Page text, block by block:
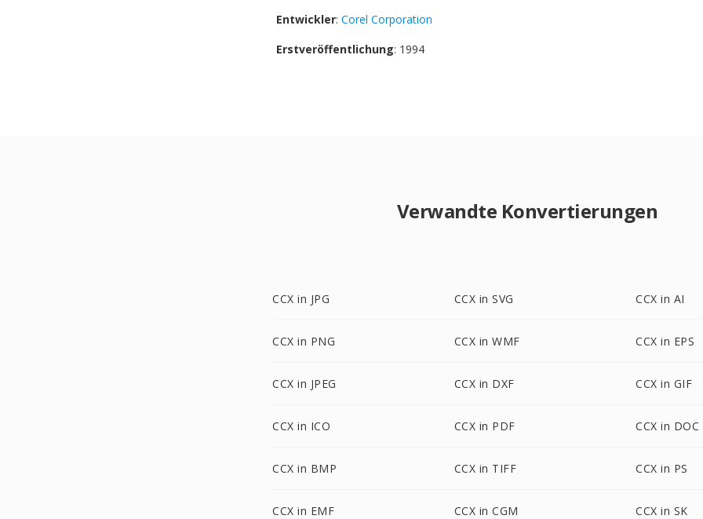
Entwickler: Corel Corporation
Erstveröffentlichung: 1994
Verwandte Konvertierungen
CCX in JPG CCX in SVG CCX in AI
CCX in PNG CCX in WMF CCX in EPS
CCX in JPEG CCX in DXF CCX in GIF
CCX in ICO CCX in PDF CCX in DOC
CCX in BMP CCX in TIFF CCX in PS
CCX in EMF CCX in CGM CCX in SK